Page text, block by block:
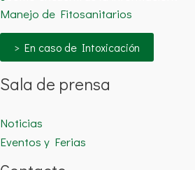
Manejo de Fitosanitarios
> En caso de Intoxicación
Sala de prensa
Noticias
Eventos y Ferias